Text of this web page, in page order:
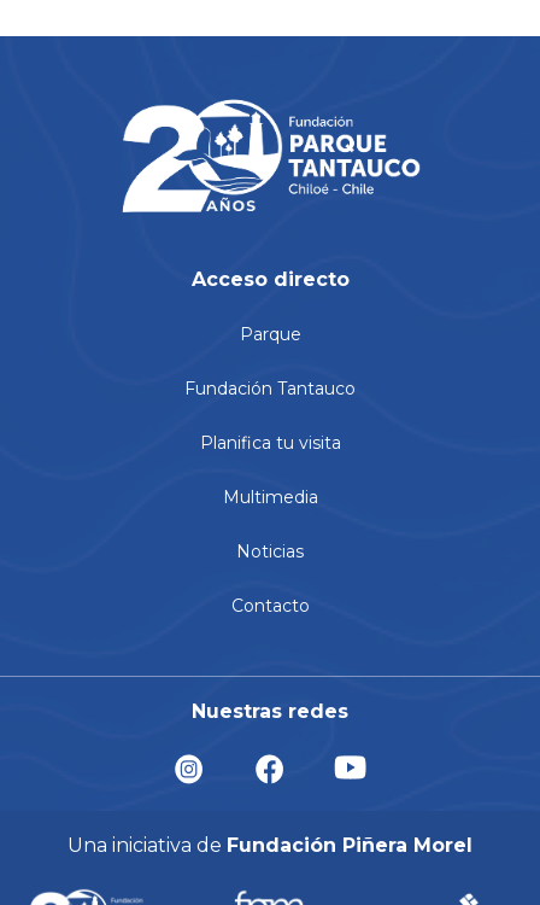
Acceso directo
Parque
Fundación Tantauco
Planifica tu visita
Multimedia
Noticias
Contacto
Nuestras redes
Una iniciativa de Fundación Piñera Morel